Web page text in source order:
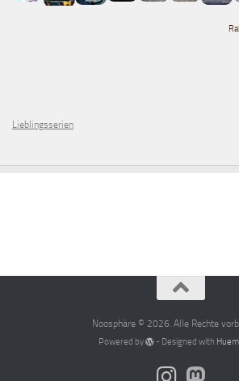
Lieblingsserien
Noosphäre © 2026. Alle Rechte
Powered by - Designed with